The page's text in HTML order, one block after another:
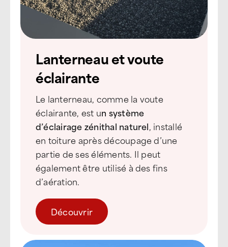
Lanterneau et voute
éclairante
Le lanterneau, comme la voute
éclairante, est un système
d’éclairage zénithal naturel, installé
en toiture après découpage d’une
partie de ses éléments. Il peut
également être utilisé à des fins
d’aération.
Découvrir